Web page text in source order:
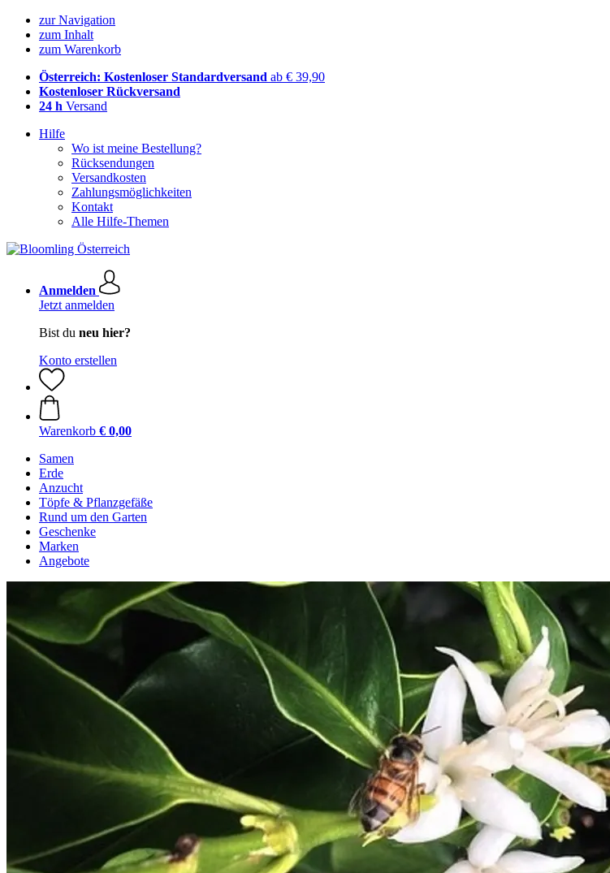
zur Navigation
zum Inhalt
zum Warenkorb
Österreich: Kostenloser Standardversand ab € 39,90
Kostenloser Rückversand
24 h Versand
Hilfe
Wo ist meine Bestellung?
Rücksendungen
Versandkosten
Zahlungsmöglichkeiten
Kontakt
Alle Hilfe-Themen
Anmelden
Jetzt anmelden
Bist du neu hier?
Konto erstellen
Warenkorb € 0,00
Samen
Erde
Anzucht
Töpfe & Pflanzgefäße
Rund um den Garten
Geschenke
Marken
Angebote